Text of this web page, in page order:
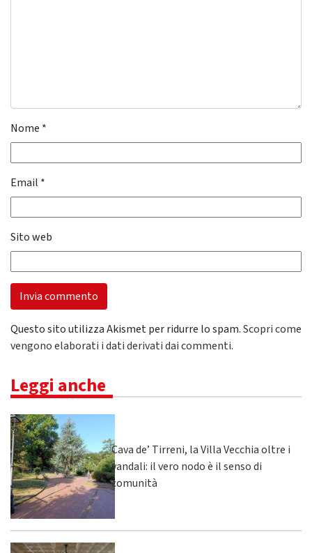
Nome *
Email *
Sito web
Questo sito utilizza Akismet per ridurre lo spam.Scopri come
vengono elaborati i dati derivati dai commenti.
Leggi anche
Cava de’ Tirreni, la Villa Vecchia oltre i
vandali: il vero nodo è il senso di
comunità